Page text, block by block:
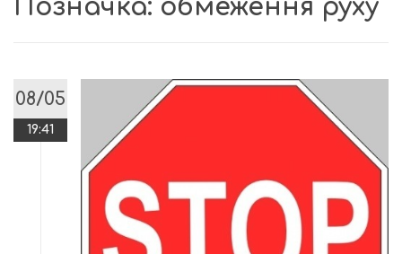
Позначка: обмеження руху
08/05
19:41